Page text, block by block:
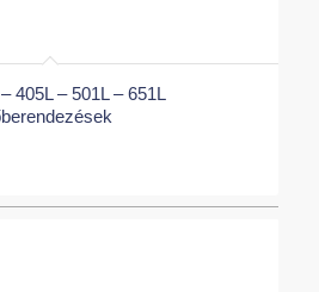
405L – 501L – 651L